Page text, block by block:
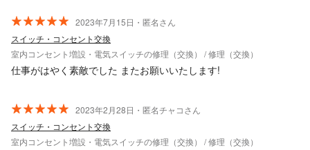
2023年7月15日・匿名さん
スイッチ・コンセント交換
室内コンセント増設・電気スイッチの修理（交換） / 修理（交換）
仕事がはやく素敵でした またお願いいたします!
2023年2月28日・匿名チャコさん
スイッチ・コンセント交換
室内コンセント増設・電気スイッチの修理（交換） / 修理（交換）